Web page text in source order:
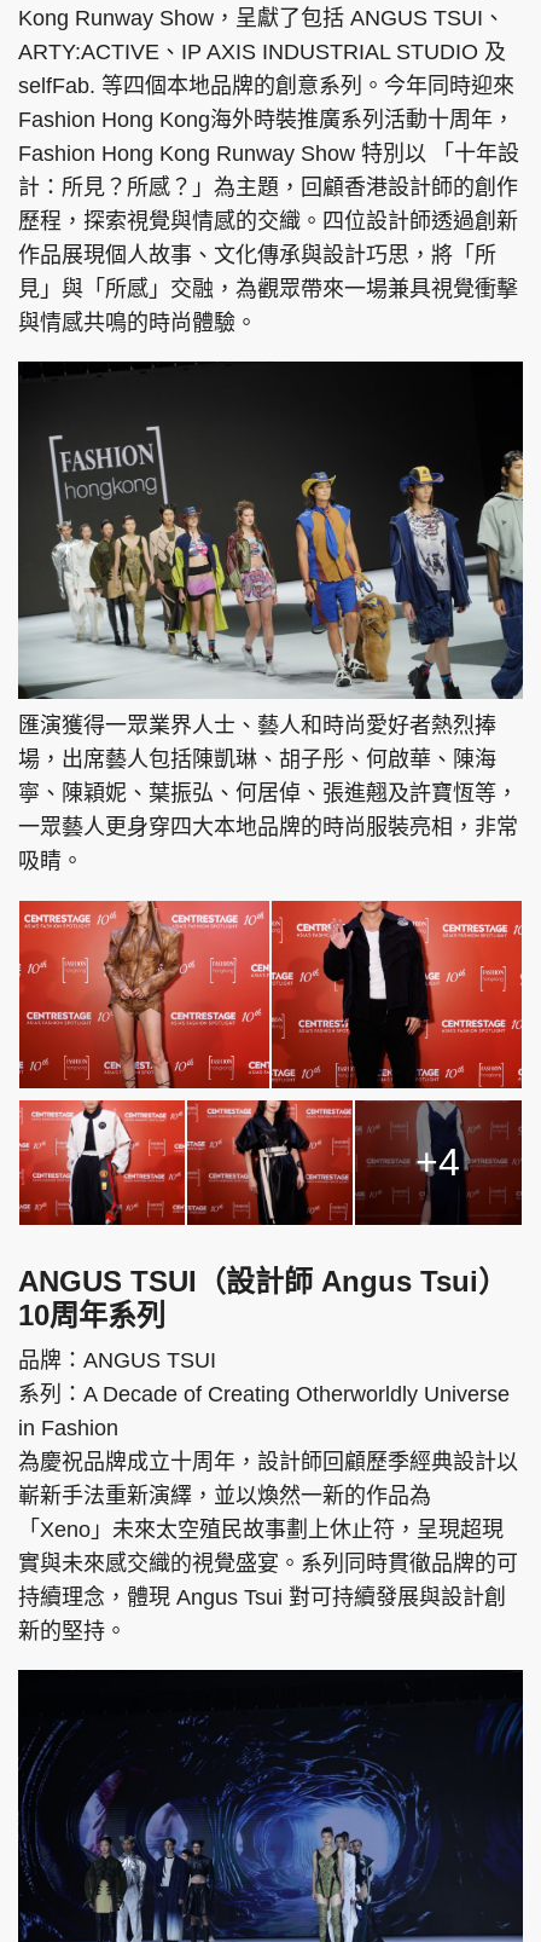
親子王 Oh!爸媽 JobMarket
頭條搵工 EDUPLUS
關於我們
聯絡我們
隱私政策聲明
使用條款
版權及免責聲明
Copyright © 東周網 版權所有 . 不得轉載
©Eastweek.com.hk. All rights reserved.
Kong Runway Show，呈獻了包括 ANGUS TSUI、
ARTY:ACTIVE、IP AXIS INDUSTRIAL STUDIO 及
selfFab. 等四個本地品牌的創意系列。今年同時迎來
Fashion Hong Kong海外時裝推廣系列活動十周年，
Fashion Hong Kong Runway Show 特別以 「十年設
計：所見？所感？」為主題，回顧香港設計師的創作
歷程，探索視覺與情感的交織。四位設計師透過創新
作品展現個人故事、文化傳承與設計巧思，將「所
見」與「所感」交融，為觀眾帶來一場兼具視覺衝擊
與情感共鳴的時尚體驗。
匯演獲得一眾業界人士、藝人和時尚愛好者熱烈捧
場，出席藝人包括陳凱琳、胡子彤、何啟華、陳海
寧、陳穎妮、葉振弘、何居倬、張進翹及許寶恆等，
一眾藝人更身穿四大本地品牌的時尚服裝亮相，非常
吸睛。
+4
ANGUS TSUI（設計師 Angus Tsui）
10周年系列
品牌：ANGUS TSUI
系列：A Decade of Creating Otherworldly Universe
in Fashion
為慶祝品牌成立十周年，設計師回顧歷季經典設計以
嶄新手法重新演繹，並以煥然一新的作品為
「Xeno」未來太空殖民故事劃上休止符，呈現超現
實與未來感交織的視覺盛宴。系列同時貫徹品牌的可
持續理念，體現 Angus Tsui 對可持續發展與設計創
新的堅持。